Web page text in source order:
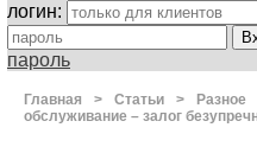
логин:
пароль
Главная > Статьи > Разное
обслуживание – залог